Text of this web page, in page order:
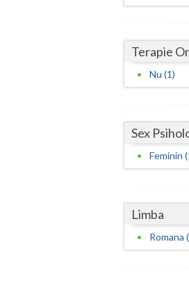
Terapie
Nu (1)
Sex
Feminin
Limba
Romana